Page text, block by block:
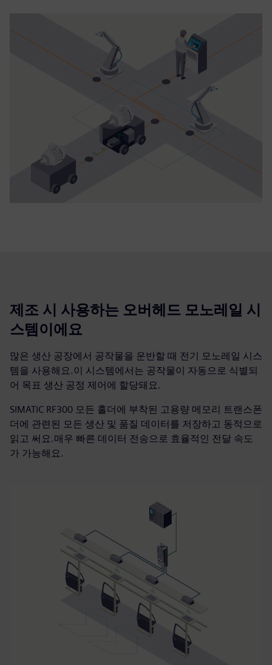
제조 시 사용하는 오버헤드 모노레일 시
스템이에요
많은 생산 공장에서 공작물을 운반할 때 전기 모노레일 시스
템을 사용해요.이 시스템에서는 공작물이 자동으로 식별되
어 목표 생산 공정 제어에 할당돼요.
SIMATIC RF300 모든 홀더에 부착된 고용량 메모리 트랜스폰
더에 관련된 모든 생산 및 품질 데이터를 저장하고 동적으로
읽고 써요.매우 빠른 데이터 전송으로 효율적인 전달 속도
가 가능해요.